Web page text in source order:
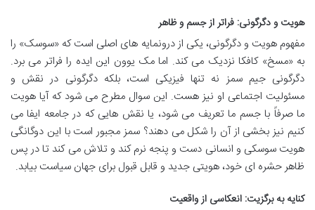
هویت و دگرگونی: فراتر از جسم و ظاهر
مفهوم هویت و دگرگونی، یکی از درونمایه های اصلی است که «سوسک» را
به «مسخ» کافکا نزدیک می کند. اما مک یوون این ایده را فراتر می برد.
دگرگونی جیم سمز نه تنها فیزیکی است، بلکه دگرگونی در نقش و
مسئولیت اجتماعی او نیز هست. این سوال مطرح می شود که آیا هویت
ما صرفاً با جسم ما تعریف می شود، یا نقش هایی که در جامعه ایفا می
کنیم نیز بخشی از آن را شکل می دهند؟ سمز مجبور است با این دوگانگی
هویت سوسکی و انسانی دست و پنجه نرم کند و تلاش می کند تا در پس
ظاهر حشره ای خود، هویتی جدید و قابل قبول برای جهان سیاست بیابد.
کنایه به برگزیت: انعکاسی از واقعیت